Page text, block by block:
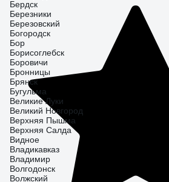
Бердск
Березники
Березовский
Богородск
Бор
Борисоглебск
Боровичи
Бронницы
Брянск
Бугульма
Великие Луки
Великий Новгород
Верхняя Пышма
Верхняя Салда
Видное
Владикавказ
Владимир
Волгодонск
Волжский